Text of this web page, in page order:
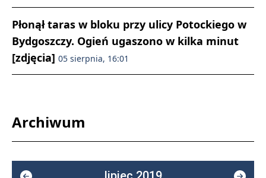
Płonął taras w bloku przy ulicy Potockiego w
Bydgoszczy. Ogień ugaszono w kilka minut
[zdjęcia] 05 sierpnia, 16:01
Archiwum